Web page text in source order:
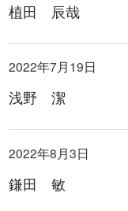
植田 辰哉
2022年7月19日
浅野 潔
2022年8月3日
鎌田 敏